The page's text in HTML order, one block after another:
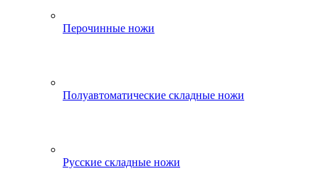
Перочинные ножи
Полуавтоматические складные ножи
Русские складные ножи